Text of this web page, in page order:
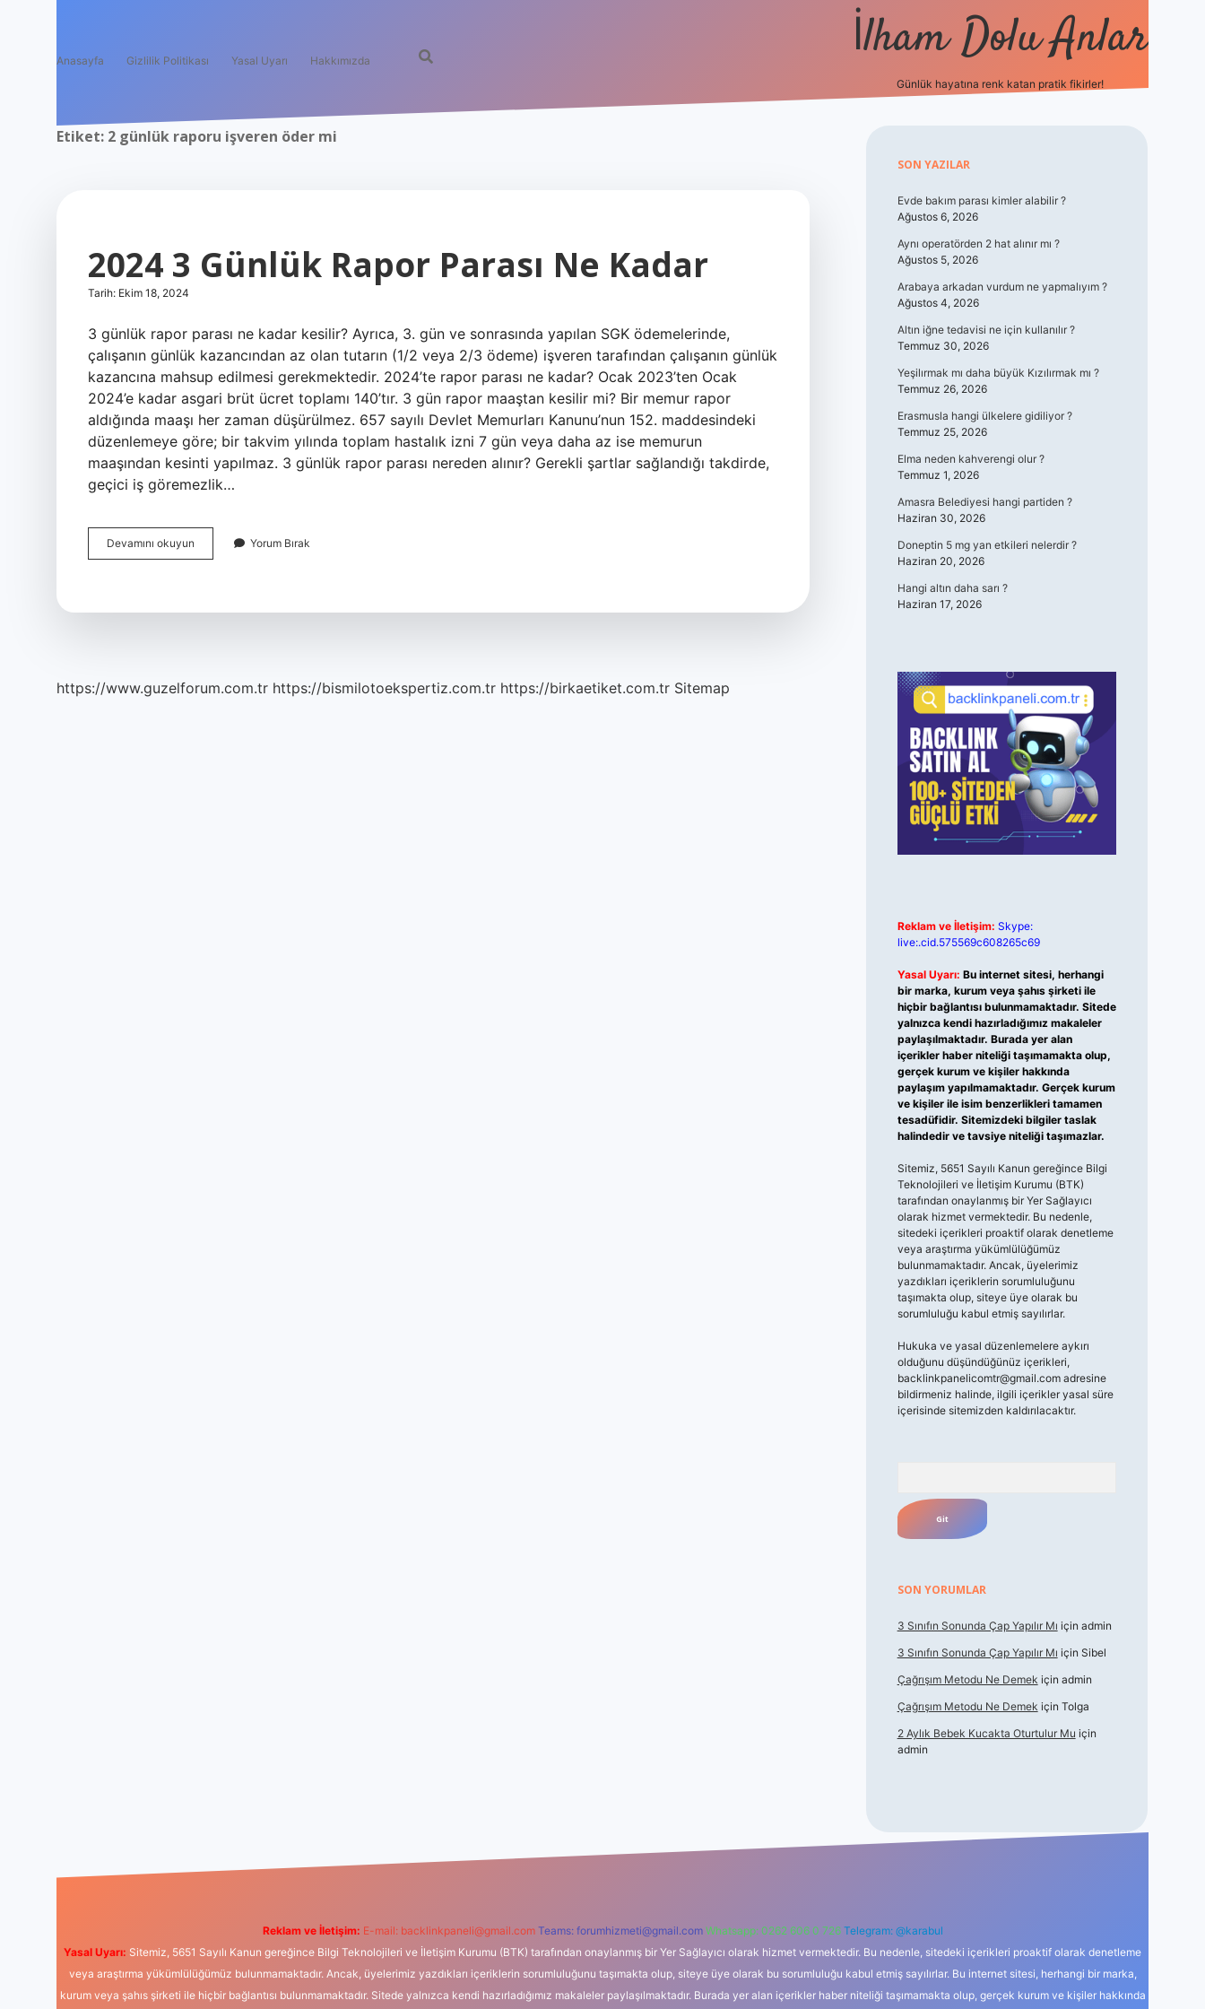
Anasayfa Gizlilik Politikası Yasal Uyarı Hakkımızda İlham Dolu Anlar
Günlük hayatına renk katan pratik fikirler!
Etiket: 2 günlük raporu işveren öder mi
2024 3 Günlük Rapor Parası Ne Kadar
Tarih: Ekim 18, 2024
3 günlük rapor parası ne kadar kesilir? Ayrıca, 3. gün ve sonrasında yapılan SGK ödemelerinde,
çalışanın günlük kazancından az olan tutarın (1/2 veya 2/3 ödeme) işveren tarafından çalışanın günlük
kazancına mahsup edilmesi gerekmektedir. 2024’te rapor parası ne kadar? Ocak 2023’ten Ocak
2024’e kadar asgari brüt ücret toplamı 140’tır. 3 gün rapor maaştan kesilir mi? Bir memur rapor
aldığında maaşı her zaman düşürülmez. 657 sayılı Devlet Memurları Kanunu’nun 152. maddesindeki
düzenlemeye göre; bir takvim yılında toplam hastalık izni 7 gün veya daha az ise memurun
maaşından kesinti yapılmaz. 3 günlük rapor parası nereden alınır? Gerekli şartlar sağlandığı takdirde,
geçici iş göremezlik…
Devamını okuyun
3
Yorum Bırak
https://www.guzelforum.com.tr https://bismilotoekspertiz.com.tr https://birkaetiket.com.tr Sitemap
Sidebar
SON YAZILAR
Evde bakım parası kimler alabilir ?
Ağustos 6, 2026
Aynı operatörden 2 hat alınır mı ?
Ağustos 5, 2026
Arabaya arkadan vurdum ne yapmalıyım ?
Ağustos 4, 2026
Altın iğne tedavisi ne için kullanılır ?
Temmuz 30, 2026
Yeşilırmak mı daha büyük Kızılırmak mı ?
Temmuz 26, 2026
Erasmusla hangi ülkelere gidiliyor ?
Temmuz 25, 2026
Elma neden kahverengi olur ?
Temmuz 1, 2026
Amasra Belediyesi hangi partiden ?
Haziran 30, 2026
Doneptin 5 mg yan etkileri nelerdir ?
Haziran 20, 2026
Hangi altın daha sarı ?
Haziran 17, 2026
Reklam ve İletişim: Skype:
live:.cid.575569c608265c69
Yasal Uyarı: Bu internet sitesi, herhangi
bir marka, kurum veya şahıs şirketi ile
hiçbir bağlantısı bulunmamaktadır. Sitede
yalnızca kendi hazırladığımız makaleler
paylaşılmaktadır. Burada yer alan
içerikler haber niteliği taşımamakta olup,
gerçek kurum ve kişiler hakkında
paylaşım yapılmamaktadır. Gerçek kurum
ve kişiler ile isim benzerlikleri tamamen
tesadüfidir. Sitemizdeki bilgiler taslak
halindedir ve tavsiye niteliği taşımazlar.
Sitemiz, 5651 Sayılı Kanun gereğince Bilgi
Teknolojileri ve İletişim Kurumu (BTK)
tarafından onaylanmış bir Yer Sağlayıcı
olarak hizmet vermektedir. Bu nedenle,
sitedeki içerikleri proaktif olarak denetleme
veya araştırma yükümlülüğümüz
bulunmamaktadır. Ancak, üyelerimiz
yazdıkları içeriklerin sorumluluğunu
taşımakta olup, siteye üye olarak bu
sorumluluğu kabul etmiş sayılırlar.
Hukuka ve yasal düzenlemelere aykırı
olduğunu düşündüğünüz içerikleri,
backlinkpanelicomtr@gmail.comadresine
bildirmeniz halinde, ilgili içerikler yasal süre
içerisinde sitemizden kaldırılacaktır.
SON YORUMLAR
3 Sınıfın Sonunda Çap Yapılır Mı için admin
3 Sınıfın Sonunda Çap Yapılır Mı için Sibel
Çağrışım Metodu Ne Demek için admin
Çağrışım Metodu Ne Demek için Tolga
2 Aylık Bebek Kucakta Oturtulur Mu için
admin
Reklam ve İletişim: E-mail: backlinkpaneli@gmail.com Teams: forumhizmeti@gmail.com Whatsapp: 0262 606 0 726 Telegram: @karabul
Yasal Uyarı: Sitemiz, 5651 Sayılı Kanun gereğince Bilgi Teknolojileri ve İletişim Kurumu (BTK) tarafından onaylanmış bir Yer Sağlayıcı olarak hizmet vermektedir. Bu nedenle, sitedeki içerikleri proaktif olarak denetleme
veya araştırma yükümlülüğümüz bulunmamaktadır. Ancak, üyelerimiz yazdıkları içeriklerin sorumluluğunu taşımakta olup, siteye üye olarak bu sorumluluğu kabul etmiş sayılırlar. Bu internet sitesi, herhangi bir marka,
kurum veya şahıs şirketi ile hiçbir bağlantısı bulunmamaktadır. Sitede yalnızca kendi hazırladığımız makaleler paylaşılmaktadır. Burada yer alan içerikler haber niteliği taşımamakta olup, gerçek kurum ve kişiler hakkında